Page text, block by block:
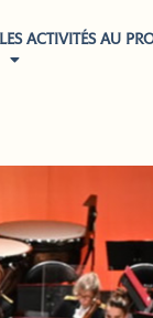
LES ACTIVITÉS AU